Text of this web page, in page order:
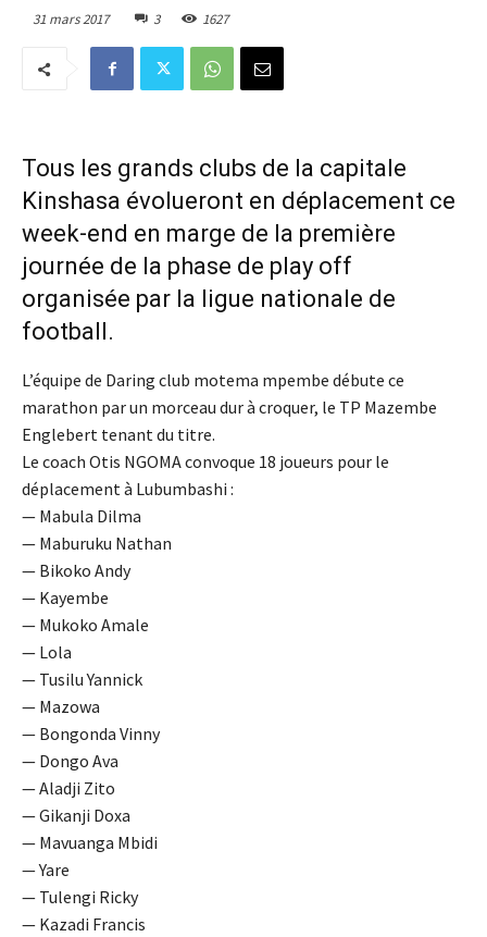
31 mars 2017 3 1627
Tous les grands clubs de la capitale
Kinshasa évolueront en déplacement ce
week-end en marge de la première
journée de la phase de play off
organisée par la ligue nationale de
football.
L’équipe de Daring club motema mpembe débute ce
marathon par un morceau dur à croquer, le TP Mazembe
Englebert tenant du titre.
Le coach Otis NGOMA convoque 18 joueurs pour le
déplacement à Lubumbashi :​
— Mabula Dilma
— Maburuku Nathan
— Bikoko Andy
— Kayembe
— Mukoko Amale
— Lola
— Tusilu Yannick
— Mazowa
— Bongonda Vinny
— Dongo Ava
— Aladji Zito
— Gikanji Doxa
— Mavuanga Mbidi
— Yare
— Tulengi Ricky
— Kazadi Francis